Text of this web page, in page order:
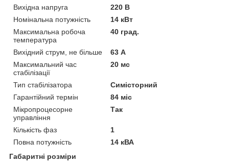
Вихідна напруга
220 В
Номінальна потужність
14 кВт
Максимальна робоча
температура
40 град.
Вихідний струм, не більше
63 А
Максимальний час
стабілізації
20 мс
Тип стабілізатора
Симісторний
Гарантійний термін
84 міс
Мікропроцесорне
управління
Так
Кількість фаз
1
Повна потужність
14 кВА
Габаритні розміри